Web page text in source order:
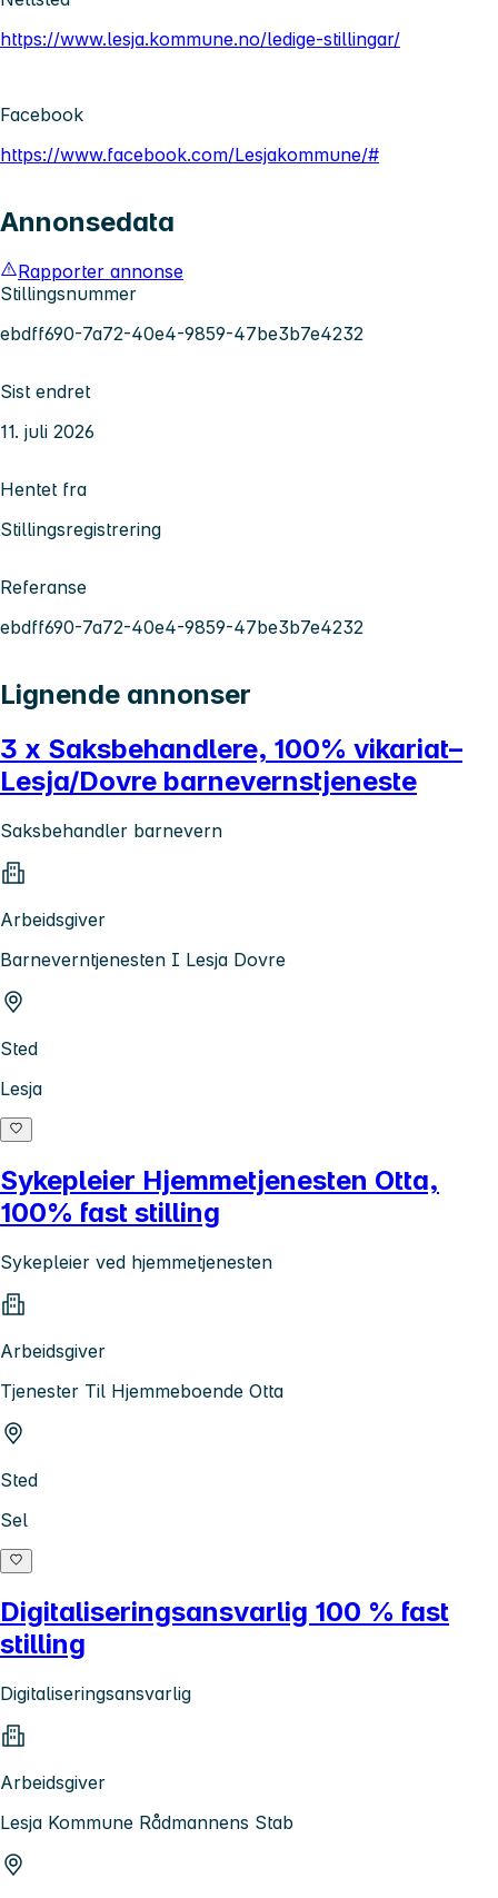
https://www.lesja.kommune.no/ledige-stillingar/
Facebook
https://www.facebook.com/Lesjakommune/#
Annonsedata
Rapporter annonse
Stillingsnummer
ebdff690-7a72-40e4-9859-47be3b7e4232
Sist endret
11. juli 2026
Hentet fra
Stillingsregistrering
Referanse
ebdff690-7a72-40e4-9859-47be3b7e4232
Lignende annonser
3 x Saksbehandlere, 100% vikariat–
Lesja/Dovre barnevernstjeneste
Saksbehandler barnevern
Arbeidsgiver
Barneverntjenesten I Lesja Dovre
Sted
Lesja
Sykepleier Hjemmetjenesten Otta,
100% fast stilling
Sykepleier ved hjemmetjenesten
Arbeidsgiver
Tjenester Til Hjemmeboende Otta
Sted
Sel
Digitaliseringsansvarlig 100 % fast
stilling
Digitaliseringsansvarlig
Arbeidsgiver
Lesja Kommune Rådmannens Stab